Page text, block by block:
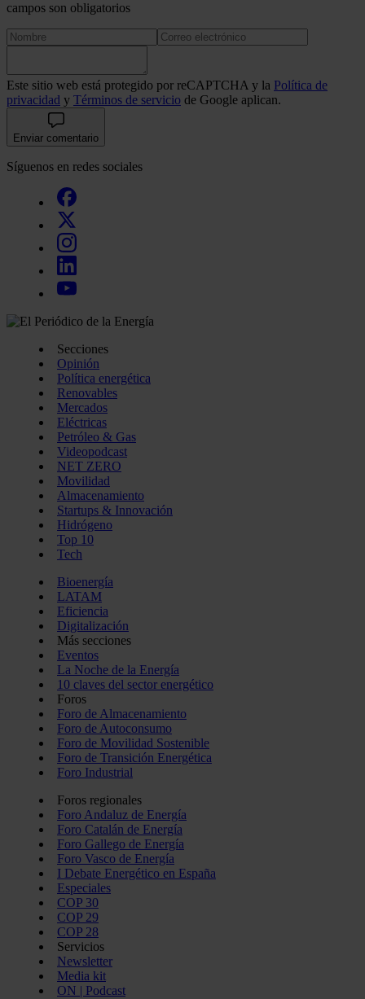
campos son obligatorios
Este sitio web está protegido por reCAPTCHA y la Política de
privacidad y Términos de servicio de Google aplican.
Enviar comentario
Síguenos en redes sociales
Secciones
Opinión
Política energética
Renovables
Mercados
Eléctricas
Petróleo & Gas
Videopodcast
NET ZERO
Movilidad
Almacenamiento
Startups & Innovación
Hidrógeno
Top 10
Tech
Bioenergía
LATAM
Eficiencia
Digitalización
Más secciones
Eventos
La Noche de la Energía
10 claves del sector energético
Foros
Foro de Almacenamiento
Foro de Autoconsumo
Foro de Movilidad Sostenible
Foro de Transición Energética
Foro Industrial
Foros regionales
Foro Andaluz de Energía
Foro Catalán de Energía
Foro Gallego de Energía
Foro Vasco de Energía
I Debate Energético en España
Especiales
COP 30
COP 29
COP 28
Servicios
Newsletter
Media kit
ON | Podcast